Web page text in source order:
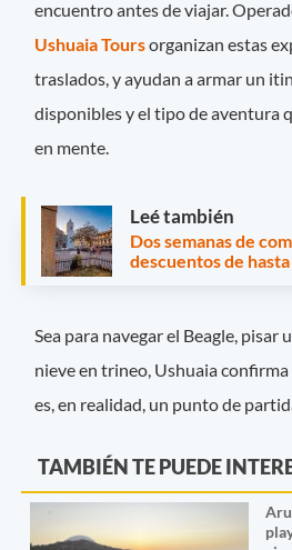
encuentro antes de viajar.
Ushuaia Toursorganizan estas
traslados, y ayudan a armar un
disponibles y el tipo de aventura
en mente.
Leé también
Dos semanas de
descuentos de hasta
Sea para navegar el Beagle, pisar
nieve en trineo, Ushuaia
es, en realidad, un punto de
TAMBIÉN TE PUEDE